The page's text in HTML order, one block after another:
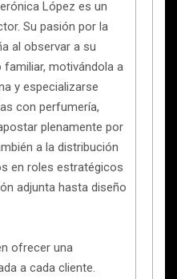
López es un
Su pasión por la
al observar a su
motivándola a
y especializarse
con perfumería,
plenamente por
a la distribución
en roles estratégicos
adjunta hasta diseño
ofrecer una
a cada cliente.